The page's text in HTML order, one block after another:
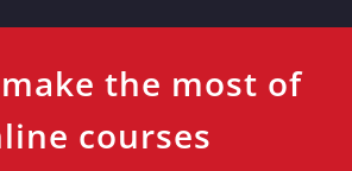
the most of
courses